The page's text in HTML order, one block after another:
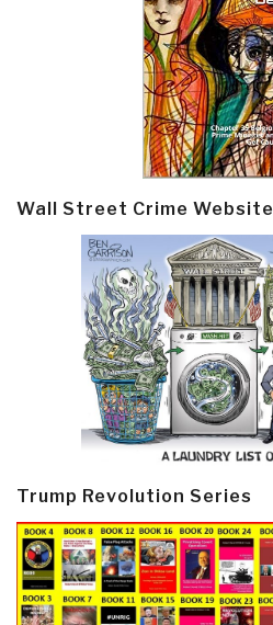
Wall Street Crime Website
Trump Revolution Series